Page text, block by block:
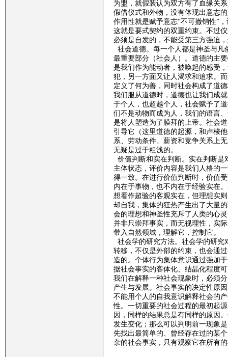
为盟，就假装认为双方有了血缘关
假借仪式和外物，没有体现出意志
作用性就是赋予意志“不可撤销性”
这就是要式契约的双重约束。不过
必须是自发的，不能受第三方强迫
社会道德。每一个人都是神圣与凡
最重要部分（社会人）。道德的主
是我们作为能动者，被唤起的感受
犯，另一方面又让人渴求和追求。
定义了何为善，同时社会构成了道
我们服从道德时，道德也让我们成
于个人，也超越个人，社会赋予了
们不是动物而成为人，我们的语言
是将人塑造为了膜拜的上帝。社会
引导它（这里道德的起源，和卢梭
系、劳动条件、薪资和竞争关系上
无疑是过于粗浅的。
价值判断和实在判断。实在判断是
主体状态，评价内容是我们人格的
得一致。在进行价值判断时，价值
内在于事物，也不内在于经验实在
想看作超验的客观实在，但理想实
却自我，集体的狂热产生出了大量
会的理想和神圣性充斥了人类的心
并非只崇拜事实，而无视理性，实
带入自然领域，理解它，控制它。
社会学的研究方法。社会学的研究
转移，不仅是外部的约束，也会通
造的。个体行为集体意识通过强加
据社会事实的客体化、结晶化程度
我们在解释一种社会现象时，必须
产生与发展。社会事实的决定性原
不能用个人的自我意识解释社会的
性。一切重要的社会过程的最初起
因，同样的结果总是有同样的原因
发生变化；那么可以判明前一现象
先找出最简单的、曾经存在过的某
杂的社会事实，只有观察它在所有